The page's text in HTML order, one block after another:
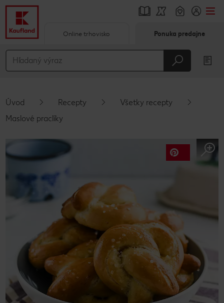
Hlavný obsah
Vyskakovací bočný panel
Online trhovisko Ponuka predajne
Úvod Recepty
Všetky recepty
Maslové praclíky